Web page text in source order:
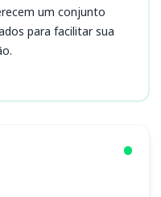
um conjunto
para facilitar sua